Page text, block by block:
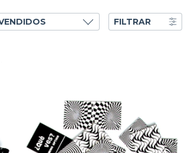
FILTRAR